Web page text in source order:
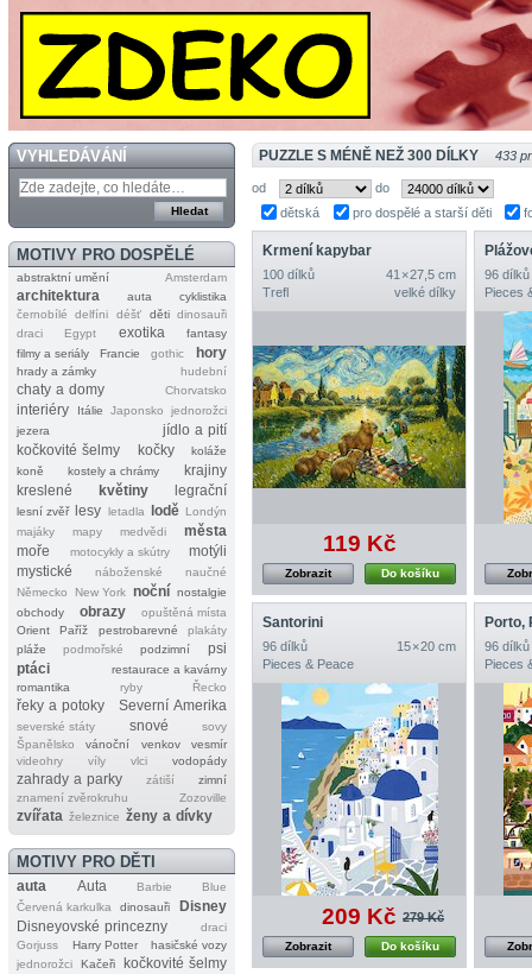
VYHLEDÁVÁNÍ
MOTIVY PRO DOSPĚLÉ
abstraktní umění Amsterdam
architektura auta
cyklistika
černobílé
delfíni déšť děti dinosauři
draci
Egypt exotika
fantasy
filmy a seriály
Francie gothic hory
hrady a zámky hudební
chaty a domy Chorvatsko
interiéry Itálie Japonsko
jednorožci
jezera
jídlo a pití
kočkovité šelmy
kočky
koláže
koně
kostely a chrámy
krajiny
kreslené
květiny legrační
lesní zvěř lesy letadla lodě Londýn
majáky
mapy medvědi
města
moře
motocykly a skútry
motýli
mystické
náboženské
naučné
Německo
New York noční nostalgie
obchody
obrazy
opuštěná místa
Orient
Paříž pestrobarevné
plakáty
pláže
podmořské podzimní
psi
ptáci
restaurace a kavárny
romantika
ryby Řecko
řeky a potoky Severní Amerika
severské státy snové
sovy
Španělsko
vánoční venkov
vesmír
videohry
víly vlci vodopády
zahrady a parky zátiší
zimní
znamení zvěrokruhu
Zozoville
zvířata železnice ženy a dívky
MOTIVY PRO DĚTI
auta Auta Barbie
Blue
Červená karkulka
dinosauři
Disney
Disneyovské princezny
draci
Gorjuss
Harry Potter
hasičské vozy
jednorožci
Kačeři
kočkovité šelmy
PUZZLE S MÉNĚ NEŽ 300 DÍLKY 433
od
do
dětská
pro dospělé a starší děti
Krmení kapybar
100 dílků
41 × 27,5 cm
Trefl
velké dílky
119 Kč
Do košíku
Zobrazit
96 dílků
Pieces
Santorini
96 dílků
15 × 20 cm
Pieces & Peace
209 Kč 279 Kč
Do košíku
Zobrazit
Porto,
96 dílků
Pieces